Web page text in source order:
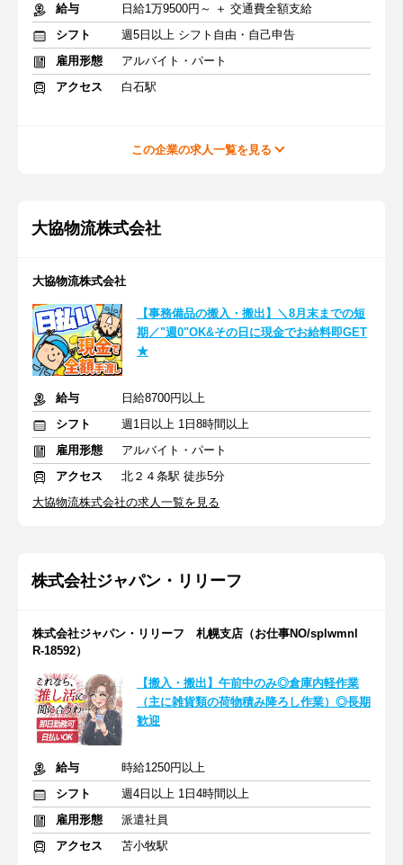
給与
日給1万9500円～ ＋ 交通費全額支給
シフト
週5日以上 シフト自由・自己申告
雇用形態
アルバイト・パート
アクセス
白石駅
この企業の求人一覧を見る
大協物流株式会社
大協物流株式会社
【事務備品の搬入・搬出】＼8月末までの短
期／"週0"OK&その日に現金でお給料即GET
★
給与
日給8700円以上
シフト
週1日以上 1日8時間以上
雇用形態
アルバイト・パート
アクセス
北２４条駅 徒歩5分
大協物流株式会社の求人一覧を見る
株式会社ジャパン・リリーフ
株式会社ジャパン・リリーフ 札幌支店（お仕事NO/splwmnl
R-18592）
【搬入・搬出】午前中のみ◎倉庫内軽作業
（主に雑貨類の荷物積み降ろし作業）◎長期
歓迎
給与
時給1250円以上
シフト
週4日以上 1日4時間以上
雇用形態
派遣社員
アクセス
苫小牧駅